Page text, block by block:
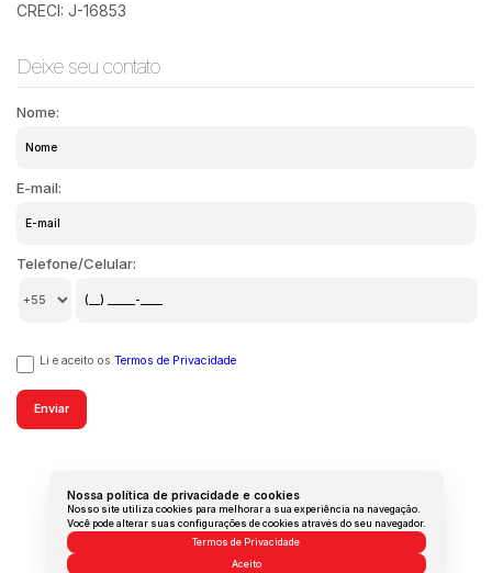
Nossa política de privacidade e cookies
Nosso site utiliza cookies para melhorar a sua experiência na navegação.
Você pode alterar suas configurações de cookies através do seu navegador.
Termos de Privacidade
Aceito
CRECI: J-16853
Deixe seu contato
Nome:
E-mail:
Telefone/Celular:
Li e aceito os Termos de Privacidade